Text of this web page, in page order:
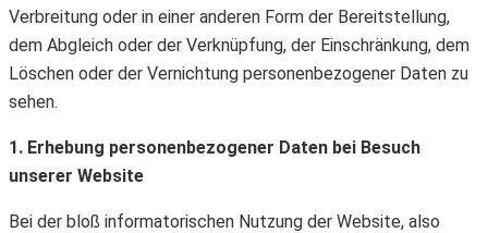
Verbreitung oder in einer anderen Form der Bereitstellung,
dem Abgleich oder der Verknüpfung, der Einschränkung, dem
Löschen oder der Vernichtung personenbezogener Daten zu
sehen.
1. Erhebung personenbezogener Daten bei Besuch
unserer Website
Bei der bloß informatorischen Nutzung der Website, also